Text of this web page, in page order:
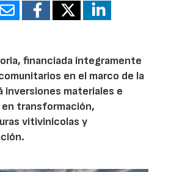
financiada íntegramente
en el marco de la
inversiones materiales e
transformación,
vitivinícolas y